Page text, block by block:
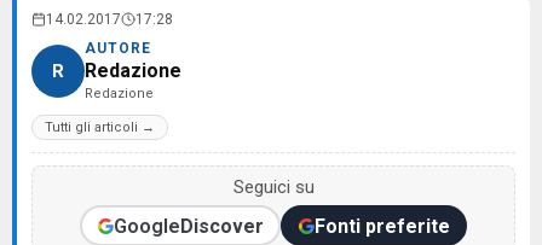
14.02.2017 17:28
R
AUTORE
Redazione
Redazione
Tutti gli articoli →
Seguici su
GoogleDiscover Fonti preferite